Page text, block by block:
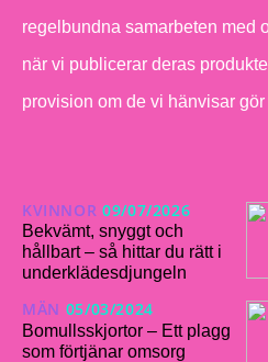
regelbundna samarbeten med
när vi publicerar deras
provision om de vi hänvisar gör
KVINNOR 09/07/2026
Bekvämt, snyggt och
hållbart – så hittar du rätt i
underklädesdjungeln
MÄN 05/03/2024
Bomullsskjortor – Ett plagg
som förtjänar omsorg